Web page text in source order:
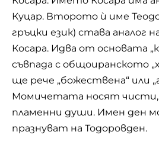
Куцар. Второто ѝ име
гръцки език) става аналог
Косара. Идва от основата
съвпада с общоиранското
ще рече „божествена“ или
Момичетата носят чисти,
пламенни души. Имен ден
празнуват на Тодоровден.